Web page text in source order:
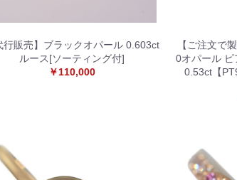
行販売】ブラックオパール 0.603ct
ルース[ソーティング付]
￥110,000
【ご注文で
0オパール
0.53ct【